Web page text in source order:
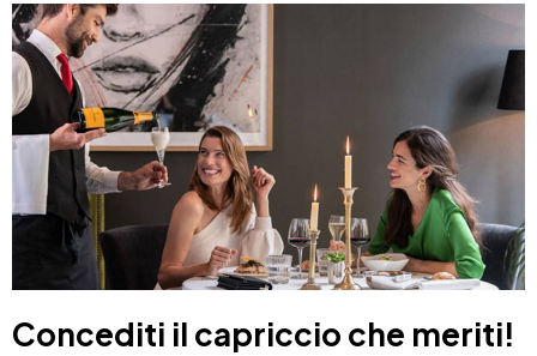
Concediti il capriccio che meriti!